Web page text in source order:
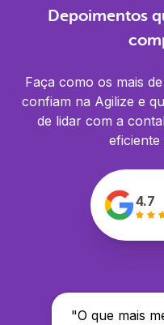
Depoimentos
Faça como os mais
confiam na Agilize e
de lidar com a
eficiente
4.7
"O que mais